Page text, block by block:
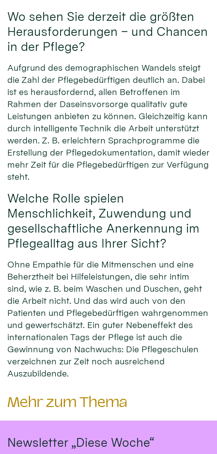
Wo sehen Sie derzeit die größten
Herausforderungen – und Chancen
in der Pflege?
Aufgrund des demographischen Wandels steigt
die Zahl der Pflegebedürftigen deutlich an. Dabei
ist es herausfordernd, allen Betroffenen im
Rahmen der Daseinsvorsorge qualitativ gute
Leistungen anbieten zu können. Gleichzeitig kann
durch intelligente Technik die Arbeit unterstützt
werden. Z. B. erleichtern Sprachprogramme die
Erstellung der Pflegedokumentation, damit wieder
mehr Zeit für die Pflegebedürftigen zur Verfügung
steht.
Welche Rolle spielen
Menschlichkeit, Zuwendung und
gesellschaftliche Anerkennung im
Pflegealltag aus Ihrer Sicht?
Ohne Empathie für die Mitmenschen und eine
Beherztheit bei Hilfeleistungen, die sehr intim
sind, wie z. B. beim Waschen und Duschen, geht
die Arbeit nicht. Und das wird auch von den
Patienten und Pflegebedürftigen wahrgenommen
und gewertschätzt. Ein guter Nebeneffekt des
internationalen Tags der Pflege ist auch die
Gewinnung von Nachwuchs: Die Pflegeschulen
verzeichnen zur Zeit noch ausreichend
Auszubildende.
Mehr zum Thema
Newsletter „Diese Woche“